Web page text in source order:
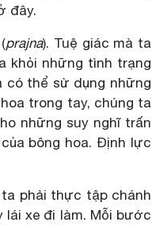
đây.
prajna). Tuệ giác mà ta
khỏi những tình trạng
có thể sử dụng những
trong tay, chúng ta
những suy nghĩ trấn
bông hoa. Định lực
phải thực tập chánh
lái xe đi làm. Mỗi bước